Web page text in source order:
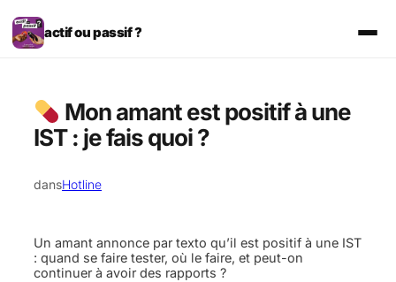
Aller
au
contenu
actif ou passif ?
Mon amant est positif à une
IST : je fais quoi ?
dansHotline
Un amant annonce par texto qu’il est positif à une IST
: quand se faire tester, où le faire, et peut-on
continuer à avoir des rapports ?